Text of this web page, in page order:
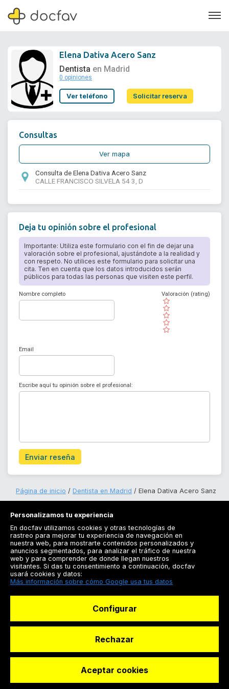
Soporte
Elena Dativa Acero Sanz
Dentista en Madrid
0 opiniones
Ver teléfono Solicitar reserva
Solicitar reserva
Consultas
Ver mapa
Consulta de Elena Dativa Acero Sanz
CALLE FRANCISCO SILVELA 54 3, D
Deja tu opinión sobre el profesional
Importante: Utiliza este formulario con el fin de dejar una
valoración sobre el profesional, ajustándote a la realidad y
con respeto. No utilices este formulario para solicitar una
cita. Ten en cuenta que los datos introducidos serán
públicos para todas las personas que visiten este perfil.
Nombre completo
( )
( )
( )
( )
( )
Valoración (rating)
Email
Escribe aquí tu opinión sobre el profesional:
Enviar reseña
Página de inicio Dentista en Madrid Elena Dativa Acero Sanz
Registrarse
Docfav
© Dashboard Technologies S.L
Personalizamos tu experiencia
En docfav utilizamos cookies y otras tecnologías de
rastreo para mejorar tu experiencia de navegación en
nuestra web, para mostrarte contenidos personalizados y
anuncios segmentados, para analizar el tráfico de nuestra
web y para comprender de donde llegan nuestros
visitantes. Si das tu consentimiento a continuación, docfav
usará cookies y datos:
Más información sobre cómo Google usa tus datos
Configurar
Rechazar
Aceptar cookies